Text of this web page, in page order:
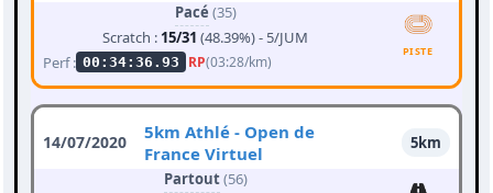
Pacé (35)
Scratch : 15/31 (48.39%) - 5/JUM
Perf : 00:34:36.93 RP(03:28/km)
PISTE
14/07/2020
5km Athlé - Open de
France Virtuel
5km
Partout(56)